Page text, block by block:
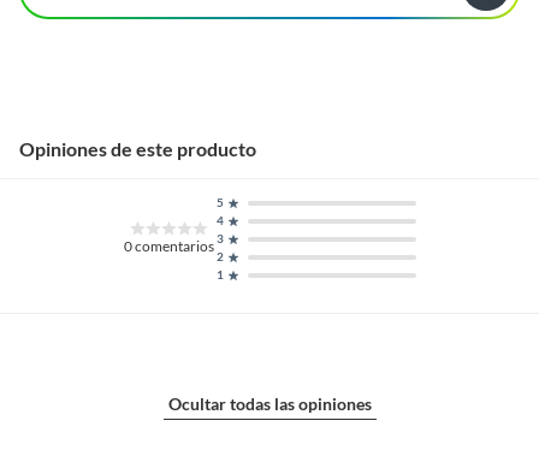
Opiniones de este producto
0comentarios
1
2
3
4
5
Ocultar todas las opiniones